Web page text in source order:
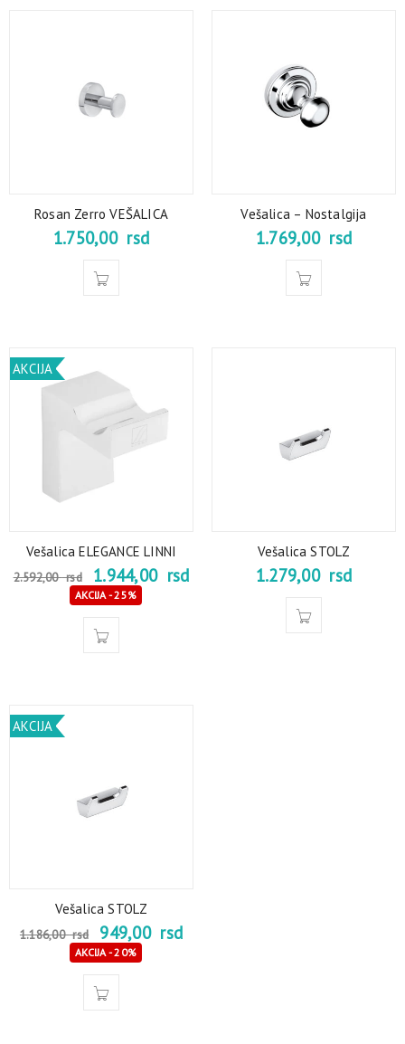
Rosan Zerro VEŠALICA
1.750,00 rsd
Vešalica – Nostalgija
1.769,00 rsd
AKCIJA
Vešalica ELEGANCE LINNI
2.592,00rsd 1.944,00 rsd
AKCIJA - 25%
Vešalica STOLZ
1.279,00 rsd
AKCIJA
Vešalica STOLZ
1.186,00rsd 949,00 rsd
AKCIJA - 20%